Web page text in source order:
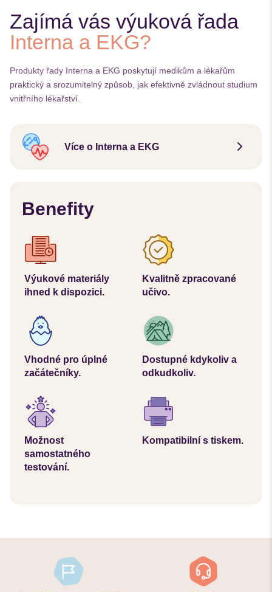
Benefity
Výukové materiály
ihned k dispozici.
Kvalitně zpracované
učivo.
Vhodné pro úplné
začátečníky.
Dostupné kdykoliv a
odkudkoliv.
Možnost
samostatného
testování.
Kompatibilní s tiskem.
Zajímá vás výuková řada
Interna a EKG?
Produkty řady Interna a EKG poskytují medikům a lékařům
praktický a srozumitelný způsob, jak efektivně zvládnout studium
vnitřního lékařství.
Více o Interna a EKG